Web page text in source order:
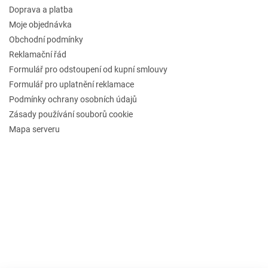
Doprava a platba
Moje objednávka
Obchodní podmínky
Reklamační řád
Formulář pro odstoupení od kupní smlouvy
Formulář pro uplatnění reklamace
Podmínky ochrany osobních údajů
Zásady používání souborů cookie
Mapa serveru